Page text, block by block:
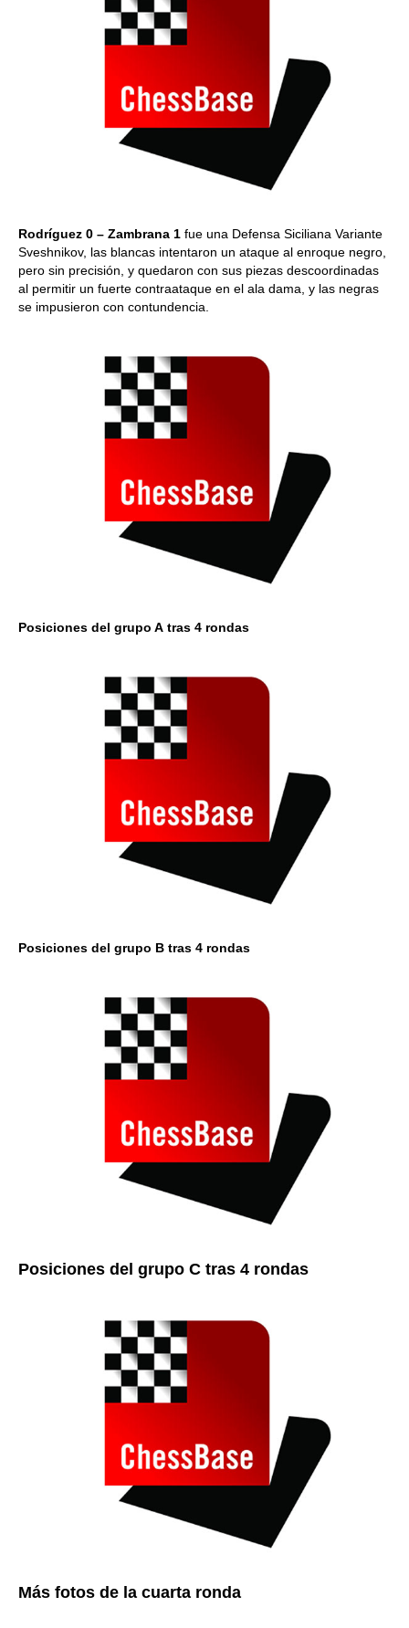
Rodríguez 0 – Zambrana 1 fue una Defensa Siciliana Variante
Sveshnikov, las blancas intentaron un ataque al enroque negro,
pero sin precisión, y quedaron con sus piezas descoordinadas
al permitir un fuerte contraataque en el ala dama, y las negras
se impusieron con contundencia.
Posiciones del grupo A tras 4 rondas
Posiciones del grupo B tras 4 rondas
Posiciones del grupo C tras 4 rondas
Más fotos de la cuarta ronda